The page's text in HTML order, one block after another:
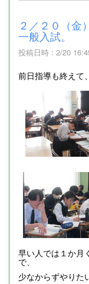
２／２０（金
一般入試。
投稿日時 : 2/20
前日指導も終えて
早い人では１か月
で、
少なからずやりた